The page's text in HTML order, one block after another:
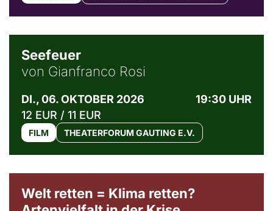
Seefeuer
von Gianfranco Rosi
DI., 06. OKTOBER 2026
19:30 UHR
12 EUR / 11 EUR
FILM THEATERFORUM GAUTING E.V.
Welt retten = Klima retten?